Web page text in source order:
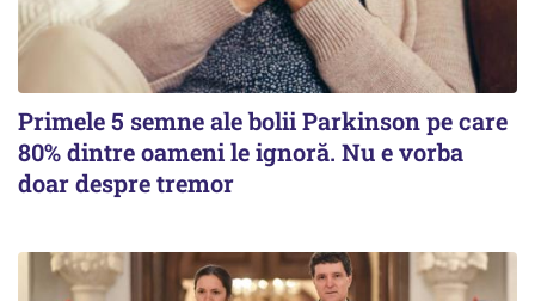
Primele 5 semne ale bolii Parkinson pe care
80% dintre oameni le ignoră. Nu e vorba
doar despre tremor